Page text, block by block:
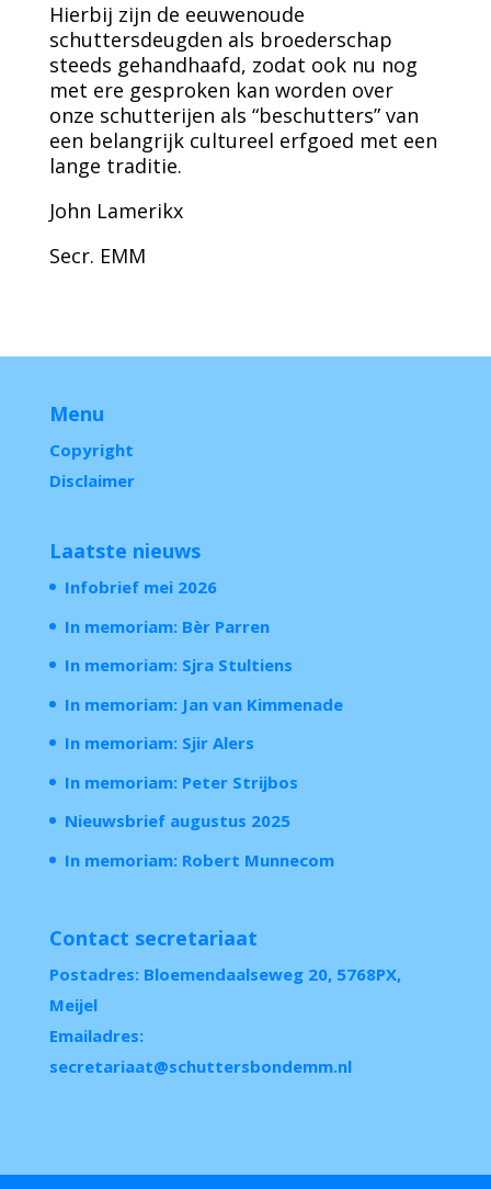
Hierbij zijn de eeuwenoude
schuttersdeugden als broederschap
steeds gehandhaafd, zodat ook nu nog
met ere gesproken kan worden over
onze schutterijen als “beschutters” van
een belangrijk cultureel erfgoed met een
lange traditie.
John Lamerikx
Secr. EMM
Menu
Copyright
Disclaimer
Laatste nieuws
Infobrief mei 2026
In memoriam: Bèr Parren
In memoriam: Sjra Stultiens
In memoriam: Jan van Kimmenade
In memoriam: Sjir Alers
In memoriam: Peter Strijbos
Nieuwsbrief augustus 2025
In memoriam: Robert Munnecom
Contact secretariaat
Postadres: Bloemendaalseweg 20, 5768PX,
Meijel
Emailadres:
secretariaat@schuttersbondemm.nl